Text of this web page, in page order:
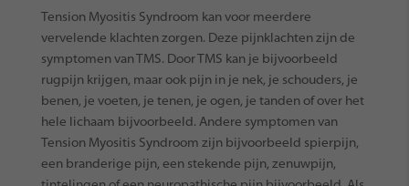
Tension Myositis Syndroom kan voor meerdere
vervelende klachten zorgen. Deze pijnklachten zijn de
symptomen van TMS. Door TMS kan je bijvoorbeeld
rugpijn krijgen, maar ook pijn in je nek, je schouders, je
benen, je voeten, je tenen, je ogen, je tanden of over het
hele lichaam bijvoorbeeld. Andere symptomen van
Tension Myositis Syndroom zijn bijvoorbeeld spierpijn,
een branderige pijn, een stekende pijn, zenuwpijn,